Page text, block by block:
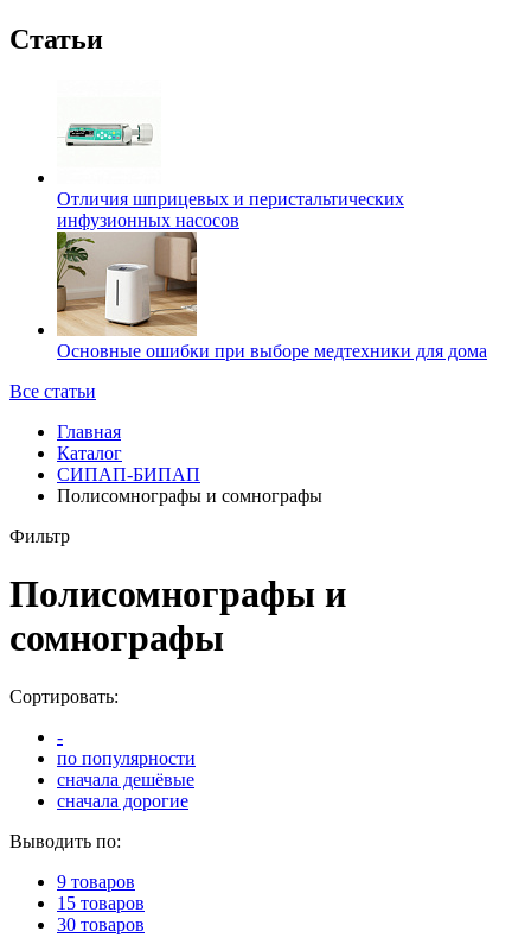
Статьи
Отличия шприцевых и перистальтических
инфузионных насосов
Основные ошибки при выборе медтехники для дома
Все статьи
Главная
Каталог
CИПАП-БИПАП
Полисомнографы и сомнографы
Фильтр
Полисомнографы и
сомнографы
Сортировать:
-
по популярности
сначала дешёвые
сначала дорогие
Выводить по:
9 товаров
15 товаров
30 товаров